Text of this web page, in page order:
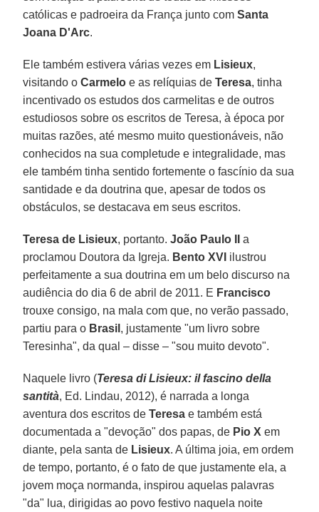
católicas e padroeira da França junto comSanta
Joana D'Arc.
Ele também estivera várias vezes em Lisieux,
visitando oCarmelo e as relíquias deTeresa, tinha
incentivado os estudos dos carmelitas e de outros
estudiosos sobre os escritos de Teresa, à época por
muitas razões, até mesmo muito questionáveis, não
conhecidos na sua completude e integralidade, mas
ele também tinha sentido fortemente o fascínio da sua
santidade e da doutrina que, apesar de todos os
obstáculos, se destacava em seus escritos.
Teresa de Lisieux, portanto.João Paulo II
a
proclamou Doutora da Igreja. Bento XVI ilustrou
perfeitamente a sua doutrina em um belo discurso na
audiência do dia 6 de abril de 2011. E Francisco
trouxe consigo, na mala com que, no verão passado,
partiu para o Brasil , justamente "um livro sobre
Teresinha", da qual – disse – "sou muito devoto".
Naquele livro (Teresa di Lisieux: il fascino della
santità, Ed. Lindau, 2012), é narrada a longa
aventura dos escritos deTeresa e também está
documentada a "devoção" dos papas, de Pio X em
diante, pela santa de Lisieux. A última joia, em ordem
de tempo, portanto, é o fato de que justamente ela, a
jovem moça normanda, inspirou aquelas palavras
"da" lua, dirigidas ao povo festivo naquela noite